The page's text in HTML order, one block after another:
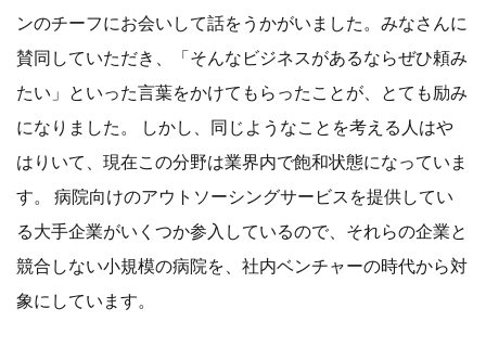
ンのチーフにお会いして話をうかがいました。みなさんに
賛同していただき、「そんなビジネスがあるならぜひ頼み
たい」といった言葉をかけてもらったことが、とても励み
になりました。 しかし、同じようなことを考える人はや
はりいて、現在この分野は業界内で飽和状態になっていま
す。 病院向けのアウトソーシングサービスを提供してい
る大手企業がいくつか参入しているので、それらの企業と
競合しない小規模の病院を、社内ベンチャーの時代から対
象にしています。